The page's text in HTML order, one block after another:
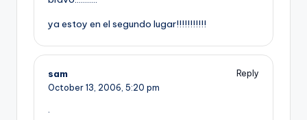
ya estoy en el segundo lugar!!!!!!!!!!!
sam
Reply
October 13, 2006, 5:20 pm
.